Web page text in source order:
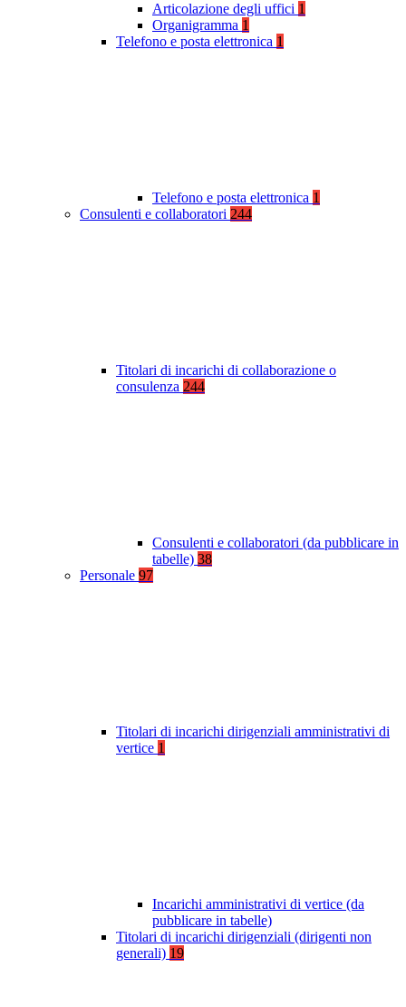
Articolazione degli uffici 1
Organigramma 1
Telefono e posta elettronica 1
Telefono e posta elettronica 1
Consulenti e collaboratori 244
Titolari di incarichi di collaborazione o
consulenza 244
Consulenti e collaboratori (da pubblicare in
tabelle) 38
Personale 97
Titolari di incarichi dirigenziali amministrativi di
vertice 1
Incarichi amministrativi di vertice (da
pubblicare in tabelle)
Titolari di incarichi dirigenziali (dirigenti non
generali) 19